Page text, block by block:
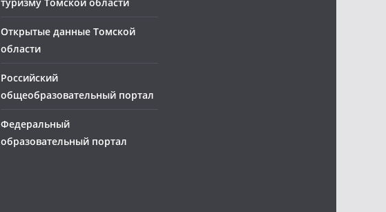
Открытые данные Томской
области
Российский
общеобразовательный портал
Федеральный
образовательный портал